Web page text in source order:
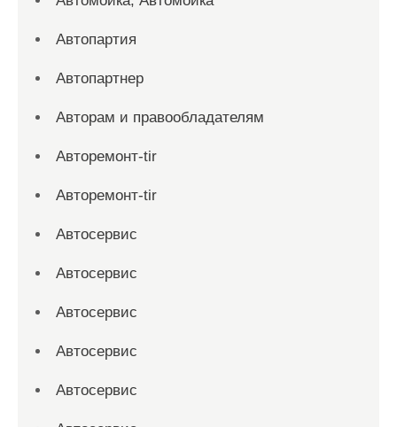
Автопартия
Автопартнер
Авторам и правообладателям
Авторемонт-tir
Авторемонт-tir
Автосервис
Автосервис
Автосервис
Автосервис
Автосервис